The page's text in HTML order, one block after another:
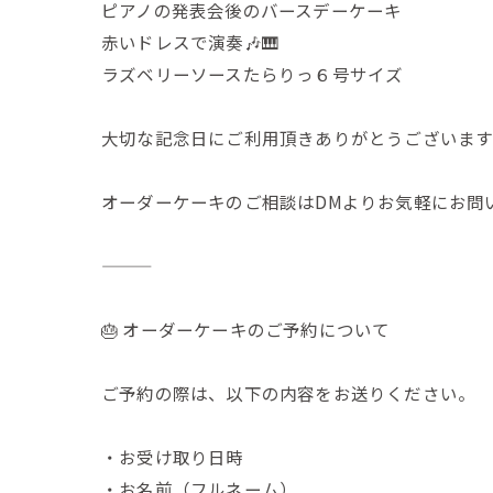
ピアノの発表会後のバースデーケーキ
赤いドレスで演奏🎶🎹
ラズベリーソースたらりっ６号サイズ
大切な記念日にご利用頂きありがとうございま
オーダーケーキのご相談はDMよりお気軽にお問
🎂 オーダーケーキのご予約について
ご予約の際は、以下の内容をお送りください。
・お受け取り日時